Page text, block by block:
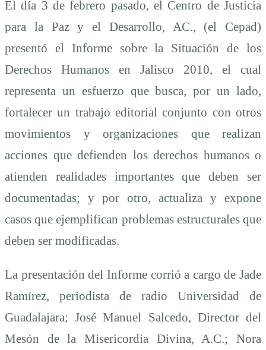
El día 3 de febrero pasado, el Centro de Justicia
para la Paz y el Desarrollo, AC., (el Cepad)
presentó el Informe sobre la Situación de los
Derechos Humanos en Jalisco 2010, el cual
representa un esfuerzo que busca, por un lado,
fortalecer un trabajo editorial conjunto con otros
movimientos y organizaciones que realizan
acciones que defienden los derechos humanos o
atienden realidades importantes que deben ser
documentadas; y por otro, actualiza y expone
casos que ejemplifican problemas estructurales que
deben ser modificadas.
La presentación del Informe corrió a cargo de Jade
Ramírez, periodista de radio Universidad de
Guadalajara; José Manuel Salcedo, Director del
Mesón de la Misericordia Divina, A.C.; Nora